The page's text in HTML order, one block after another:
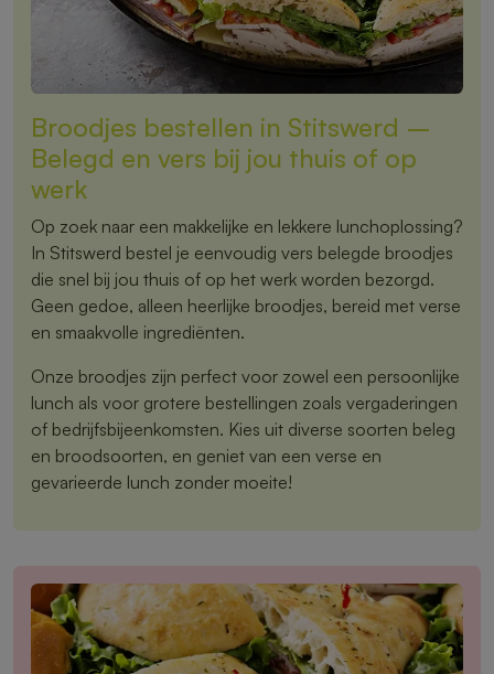
Broodjes bestellen in Stitswerd –
Belegd en vers bij jou thuis of op
werk
Op zoek naar een makkelijke en lekkere lunchoplossing?
In Stitswerd bestel je eenvoudig vers belegde broodjes
die snel bij jou thuis of op het werk worden bezorgd.
Geen gedoe, alleen heerlijke broodjes, bereid met verse
en smaakvolle ingrediënten.
Onze broodjes zijn perfect voor zowel een persoonlijke
lunch als voor grotere bestellingen zoals vergaderingen
of bedrijfsbijeenkomsten. Kies uit diverse soorten beleg
en broodsoorten, en geniet van een verse en
gevarieerde lunch zonder moeite!